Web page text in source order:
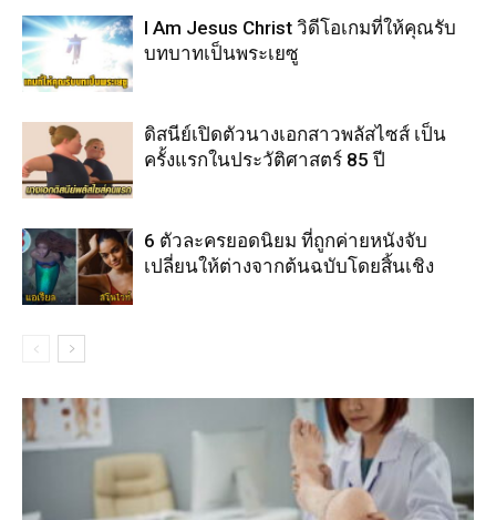
I Am Jesus Christ วิดีโอเกมที่ให้คุณรับ
บทบาทเป็นพระเยซู
ดิสนีย์เปิดตัวนางเอกสาวพลัสไซส์ เป็น
ครั้งแรกในประวัติศาสตร์ 85 ปี
6 ตัวละครยอดนิยม ที่ถูกค่ายหนังจับ
เปลี่ยนให้ต่างจากต้นฉบับโดยสิ้นเชิง